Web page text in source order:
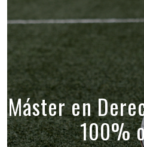
Máster en
100%